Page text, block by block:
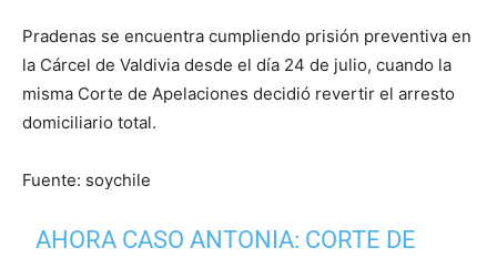
Pradenas se encuentra cumpliendo prisión preventiva en
la Cárcel de Valdivia desde el día 24 de julio, cuando la
misma Corte de Apelaciones decidió revertir el arresto
domiciliario total.
Fuente: soychile
AHORA CASO ANTONIA: CORTE DE